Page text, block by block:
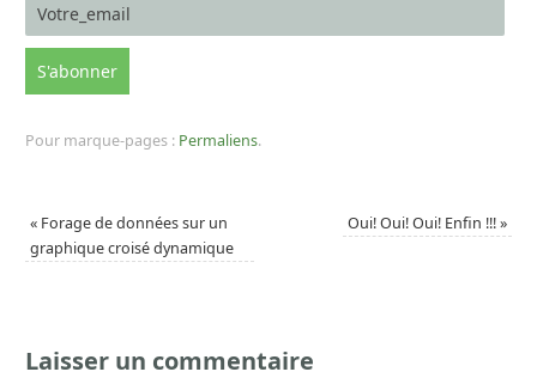
Pour marque-pages : Permaliens.
« Forage de données sur un
graphique croisé dynamique
Oui! Oui! Oui! Enfin !!!»
Laisser un commentaire